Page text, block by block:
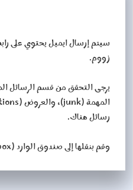
سيتم إرسال ايميل يحتوي على
زووم.
رسائل هناك.
وقم بنقلها إلى صندوق الوارد (Inbox).